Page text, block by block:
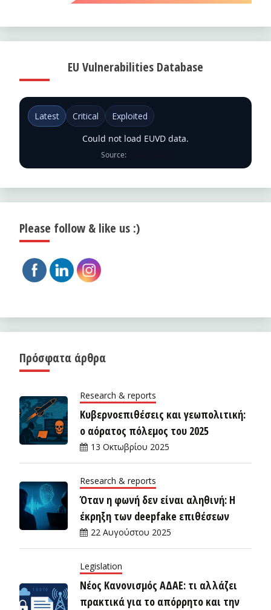
EU Vulnerabilities Database
Latest Critical
Exploited
Could not load EUVD data.
Source:
Please follow & like us :)
Πρόσφατα άρθρα
Research & reports
Κυβερνοεπιθέσεις και γεωπολιτική:
ο αόρατος πόλεμος του 2025
13 Οκτωβρίου 2025
Research & reports
Όταν η φωνή δεν είναι αληθινή: Η
έκρηξη των deepfake επιθέσεων
22 Αυγούστου 2025
Legislation
Νέος Κανονισμός ΑΔΑΕ: τι αλλάζει
πρακτικά για το απόρρητο και την